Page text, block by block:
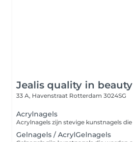
Jealis quality in beauty
33 A, Havenstraat Rotterdam 3024SG
Acrylnagels
Gelnagels / AcrylGelnagels